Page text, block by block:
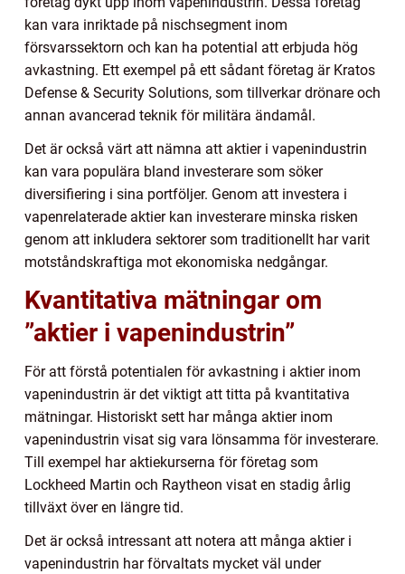
kan vara inriktade på nischsegment inom
försvarssektorn och kan ha potential att erbjuda hög
avkastning. Ett exempel på ett sådant företag är Kratos
Defense & Security Solutions, som tillverkar drönare och
annan avancerad teknik för militära ändamål.
Det är också värt att nämna att aktier i vapenindustrin
kan vara populära bland investerare som söker
diversifiering i sina portföljer. Genom att investera i
vapenrelaterade aktier kan investerare minska risken
genom att inkludera sektorer som traditionellt har varit
motståndskraftiga mot ekonomiska nedgångar.
Kvantitativa mätningar om
”aktier i vapenindustrin”
För att förstå potentialen för avkastning i aktier inom
vapenindustrin är det viktigt att titta på kvantitativa
mätningar. Historiskt sett har många aktier inom
vapenindustrin visat sig vara lönsamma för investerare.
Till exempel har aktiekurserna för företag som
Lockheed Martin och Raytheon visat en stadig årlig
tillväxt över en längre tid.
Det är också intressant att notera att många aktier i
vapenindustrin har förvaltats mycket väl under